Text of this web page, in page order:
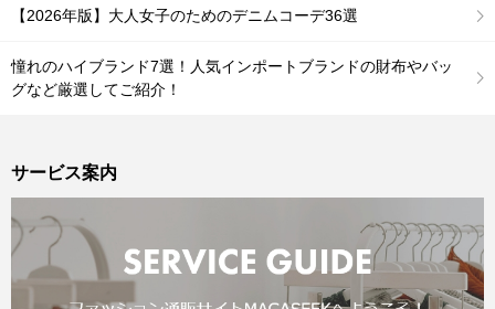
【2026年版】大人女子のためのデニムコーデ36選
憧れのハイブランド7選！人気インポートブランドの財布やバッ
グなど厳選してご紹介！
サービス案内